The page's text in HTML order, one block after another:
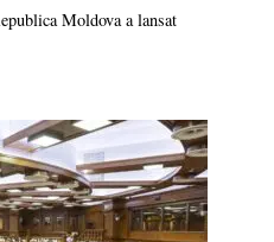
Moldova a lansat